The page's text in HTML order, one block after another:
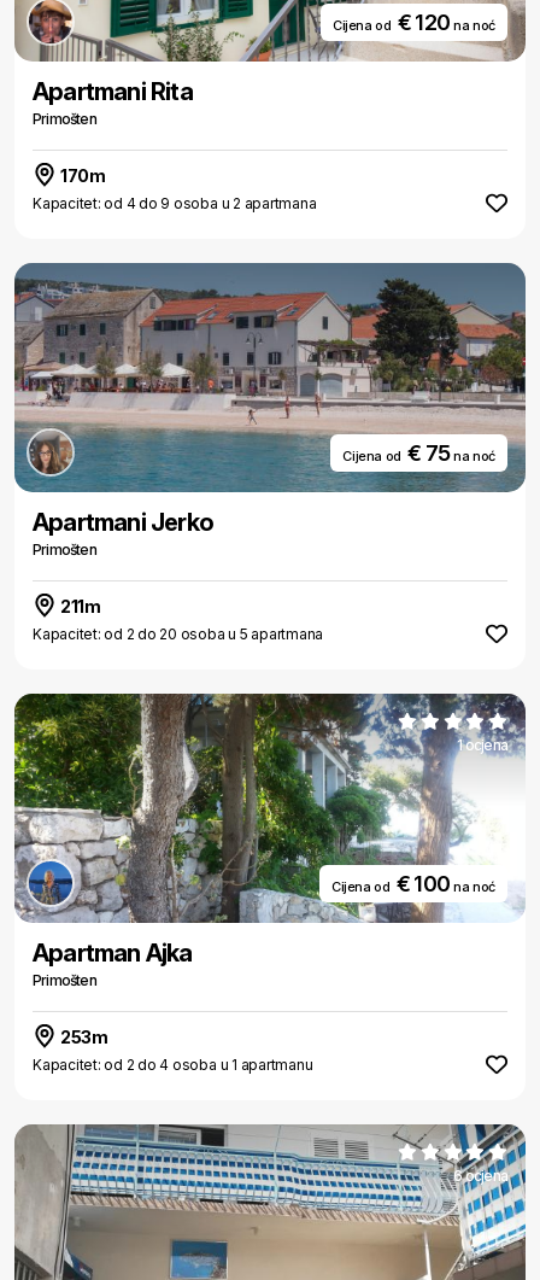
Cijena od € 120na noć
Apartmani Rita
Primošten
170m
Kapacitet: od 4 do 9 osoba u 2 apartmana
Cijena od € 75na noć
Apartmani Jerko
Primošten
211m
Kapacitet: od 2 do 20 osoba u 5 apartmana
1 ocjena
Cijena od € 100na noć
Apartman Ajka
Primošten
253m
Kapacitet: od 2 do 4 osoba u 1 apartmanu
6 ocjena